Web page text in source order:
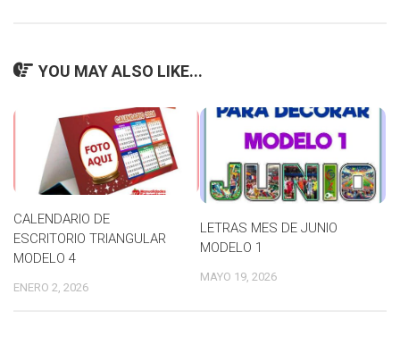
YOU MAY ALSO LIKE...
CALENDARIO DE
ESCRITORIO TRIANGULAR
MODELO 4
ENERO 2, 2026
LETRAS MES DE JUNIO
MODELO 1
MAYO 19, 2026